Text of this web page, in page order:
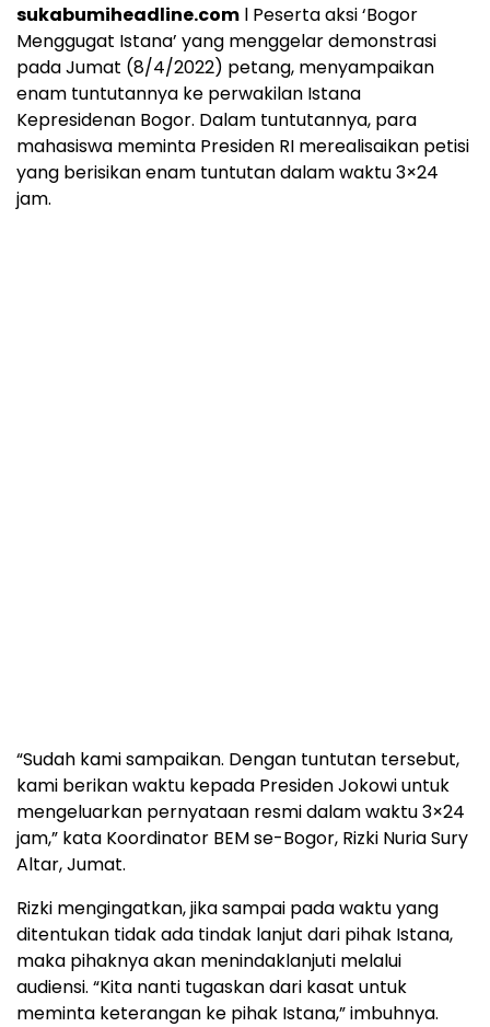
sukabumiheadline.com l Peserta aksi ‘Bogor
Menggugat Istana’ yang menggelar demonstrasi
pada Jumat (8/4/2022) petang, menyampaikan
enam tuntutannya ke perwakilan Istana
Kepresidenan Bogor. Dalam tuntutannya, para
mahasiswa meminta Presiden RI merealisaikan petisi
yang berisikan enam tuntutan dalam waktu 3×24
jam.
“Sudah kami sampaikan. Dengan tuntutan tersebut,
kami berikan waktu kepada Presiden Jokowi untuk
mengeluarkan pernyataan resmi dalam waktu 3×24
jam,” kata Koordinator BEM se-Bogor, Rizki Nuria Sury
Altar, Jumat.
Rizki mengingatkan, jika sampai pada waktu yang
ditentukan tidak ada tindak lanjut dari pihak Istana,
maka pihaknya akan menindaklanjuti melalui
audiensi. “Kita nanti tugaskan dari kasat untuk
meminta keterangan ke pihak Istana,” imbuhnya.